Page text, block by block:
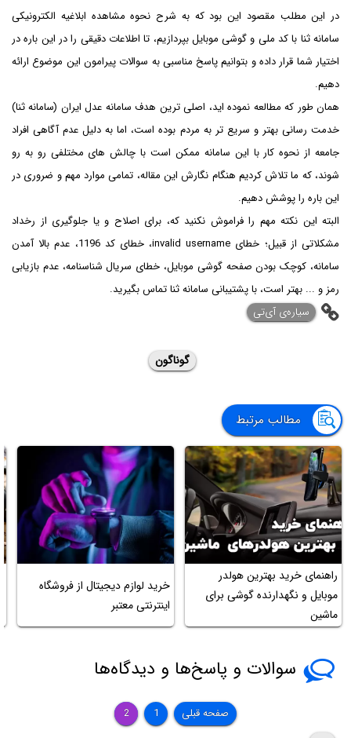
در این مطلب مقصود این بود که به شرح نحوه مشاهده ابلاغیه الکترونیکی
سامانه ثنا با کد ملی و گوشی موبایل بپردازیم، تا اطلاعات دقیقی را در این باره در
اختیار شما قرار داده و بتوانیم پاسخ مناسبی به سوالات پیرامون این موضوع ارائه
دهیم.
همان طور که مطالعه نموده اید، اصلی ترین هدف سامانه عدل ایران (سامانه ثنا)
خدمت رسانی بهتر و سریع تر به مردم بوده است، اما به دلیل عدم آگاهی افراد
جامعه از نحوه کار با این سامانه ممکن است با چالش های مختلفی رو به رو
شوند، که ما تلاش کردیم هنگام نگارش این مقاله، تمامی موارد مهم و ضروری در
این باره را پوشش دهیم.
البته این نکته مهم را فراموش نکنید که، برای اصلاح و یا جلوگیری از رخداد
مشکلاتی از قبیل؛ خطای invalid username، خطای کد 1196، عدم بالا آمدن
سامانه، کوچک بودن صفحه گوشی موبایل، خطای سریال شناسنامه، عدم بازیابی
رمز و ... بهتر است، با پشتیبانی سامانه ثنا تماس بگیرید.
‌سیاره‌ی آی‌تی
گوناگون
مطالب مرتبط
راهنمای خرید بهترین هولدر
موبایل و نگهدارنده گوشی برای
ماشین
خرید لوازم دیجیتال از فروشگاه
اینترنتی معتبر
سوالات و پاسخ‌ها و دیدگاه‌ها
صفحه قبلی 1
2